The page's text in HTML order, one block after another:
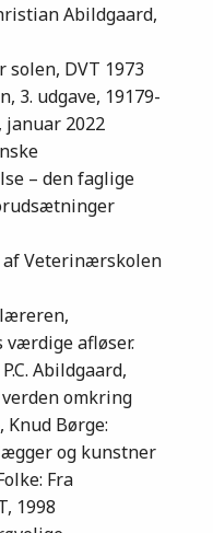
Abildgaard,
solen, DVT 1973
3. udgave, 19179-
januar 2022
– den faglige
af Veterinærskolen
afløser.
Abildgaard,
verden omkring
Knud Børge:
og kunstner
Fra
1998